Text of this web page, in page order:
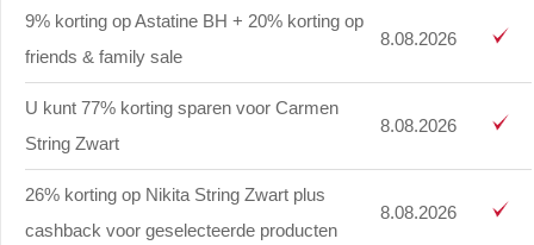
9% korting op Astatine BH + 20% korting op
friends & family sale
8.08.2026
U kunt 77% korting sparen voor Carmen
String Zwart
8.08.2026
26% korting op Nikita String Zwart plus
cashback voor geselecteerde producten
8.08.2026